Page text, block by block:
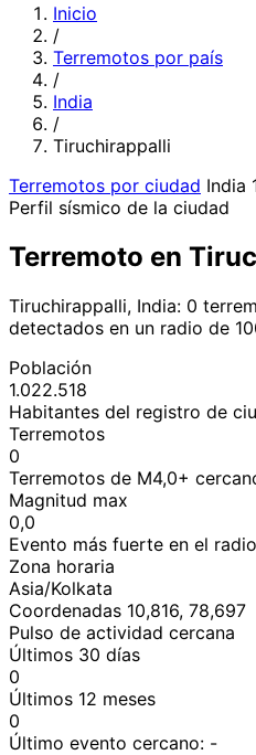
Inicio
/
Terremotos por país
/
India
/
Tiruchirappalli
Terremotos por ciudad India
Perfil sísmico de la ciudad
Terremoto en
Tiruchirappalli, India: 0
detectados en un radio de
Población
1.022.518
Habitantes del registro de
Terremotos
0
Terremotos de M4,0+
Magnitud max
0,0
Evento más fuerte en el
Zona horaria
Asia/Kolkata
Coordenadas 10,816, 78,697
Pulso de actividad cercana
Últimos 30 días
0
Últimos 12 meses
0
Último evento cercano: -